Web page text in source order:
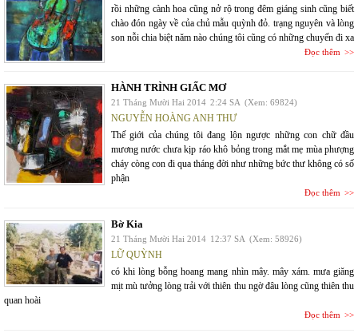
rồi những cành hoa cũng nở rộ trong đêm giáng sinh cũng biết
chào đón ngày về của chủ mẫu quỳnh đỏ. trạng nguyên và lòng
son nỗi chia biệt năm nào chúng tôi cũng có những chuyến đi xa
Đọc thêm
HÀNH TRÌNH GIẤC MƠ
21 Tháng Mười Hai 2014 2:24 SA (Xem: 69824)
NGUYỄN HOÀNG ANH THƯ
Thế giới của chúng tôi đang lộn ngược những con chữ đầu
mương nước chưa kịp ráo khô bỏng trong mắt mẹ mùa phượng
cháy còng con đi qua tháng đời như những bức thư không có số
phận
Đọc thêm
Bờ Kia
21 Tháng Mười Hai 2014 12:37 SA (Xem: 58926)
LỮ QUỲNH
có khi lòng bỗng hoang mang nhìn mây. mây xám. mưa giăng
mịt mù tưởng lòng trải với thiên thu ngờ đâu lòng cũng thiên thu
quan hoài
Đọc thêm